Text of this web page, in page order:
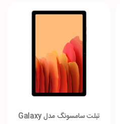
تبلت سامسونگ مدل Galaxy